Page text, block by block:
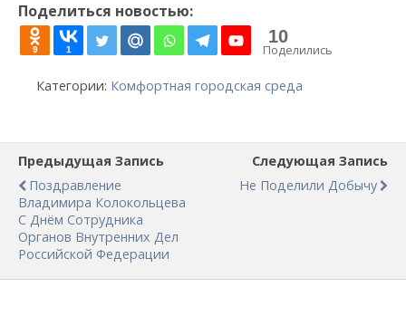
Поделиться новостью:
9 1
10
Поделились
Категории: Комфортная городская среда
Предыдущая Запись
Поздравление
Владимира Колокольцева
С Днём Сотрудника
Органов Внутренних Дел
Российской Федерации
Следующая Запись
Не Поделили Добычу